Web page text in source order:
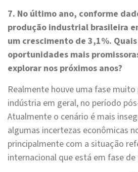
7. No último ano, conforme
produção industrial brasileira
um crescimento de 3,1%.
oportunidades mais
explorar nos próximos anos?
Realmente houve uma fase
indústria em geral, no período
Atualmente o cenário é mais
algumas incertezas econômicas
principalmente com a situação
internacional que está em fase